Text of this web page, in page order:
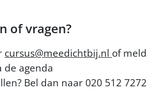
of vragen?
cursus@meedichtbij.nl of meld
de agenda
Bel dan naar 020 512 7272